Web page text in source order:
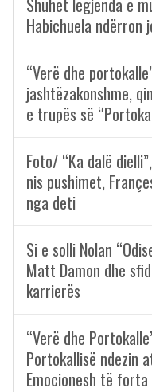
Shuhet legjenda e
Habichuela ndërron
“Verë dhe
jashtëzakonshme,
e trupës së
Foto/ “Ka dalë
nis pushimet,
nga deti
Si e solli Nolan
Matt Damon dhe
karrierës
“Verë dhe
Portokallisë ndezin
Emocionesh të